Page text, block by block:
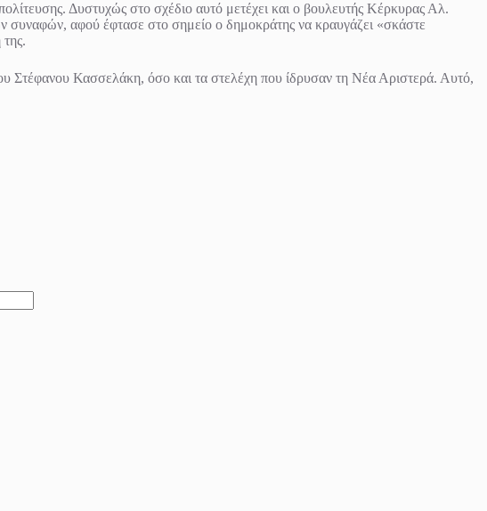
Δυστυχώς στο σχέδιο αυτό μετέχει και ο βουλευτής Κέρκυρας Αλ.
συναφών, αφού έφτασε στο σημείο ο δημοκράτης να κραυγάζει «σκάστε
Στέφανου Κασσελάκη, όσο και τα στελέχη που ίδρυσαν τη Νέα Αριστερά. Αυτό,